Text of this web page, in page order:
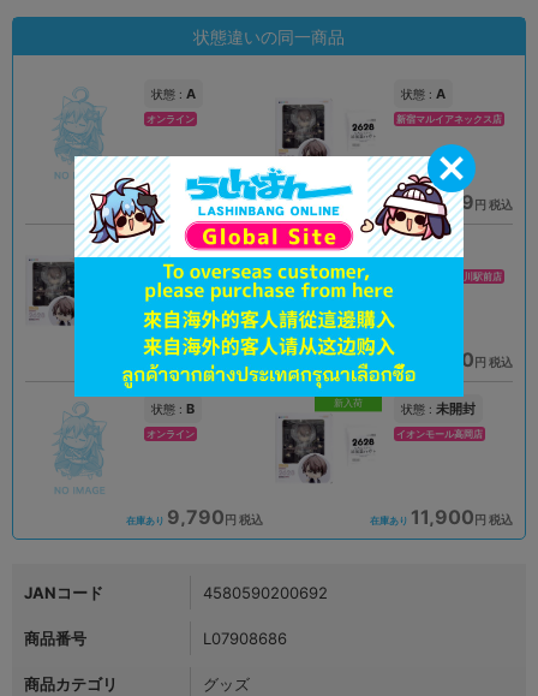
状態違いの同一商品
状態 : A
オンライン
在庫あり 9,990円 税込
状態 : A
新宿マルイアネックス店
在庫あり 11,609 円 税込
状態 : A
姫路店
在庫あり 8,001 円 税込
状態 :A
イオンモール旭川駅前店
在庫あり 11,900 円 税込
状態 : B
オンライン
在庫あり 9,790 円 税込
新入荷 状態 : 未開封
イオンモール高岡店
在庫あり 11,900 円 税込
JANコード 4580590200692
商品番号 L07908686
商品カテゴリ グッズ